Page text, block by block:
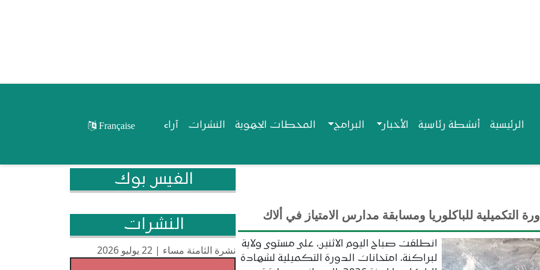
Navigationالرئيسية أنشطة رئاسية الأخبار البرامج المحطات الجهوية النشرات آراء Française
التكميلية للباكلوريا ومسابقة مدارس الامتياز في ألاك
انطلقت صباح اليوم الاثنين، على مستوى ولاية
لبراكنة، امتحانات الدورة التكميلية لشهادة
الفيس بوك
النشرات
نشرة الثامنة مساء | 22 يوليو 2026